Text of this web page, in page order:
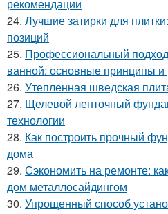
рекомендации
24. Лучшие затирки для
позиций
25. Профессиональный подход
ванной: основные принципы и
26. Утепленная шведская
27. Щелевой ленточный
технологии
28. Как построить прочный
дома
29. Сэкономить на ремонте:
дом металлосайдингом
30. Упрощенный способ